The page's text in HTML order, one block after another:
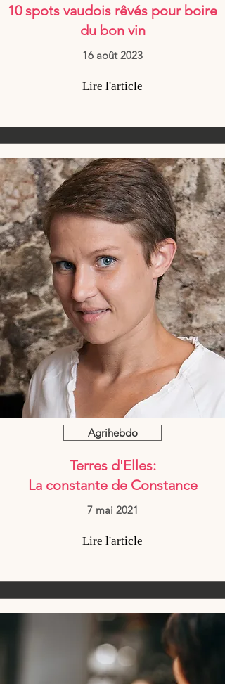
10 spots vaudois rêvés pour boire
du bon vin
16 août 2023
Lire l'article
Agrihebdo
Terres d'Elles:
La constante de Constance
7 mai 2021
Lire l'article